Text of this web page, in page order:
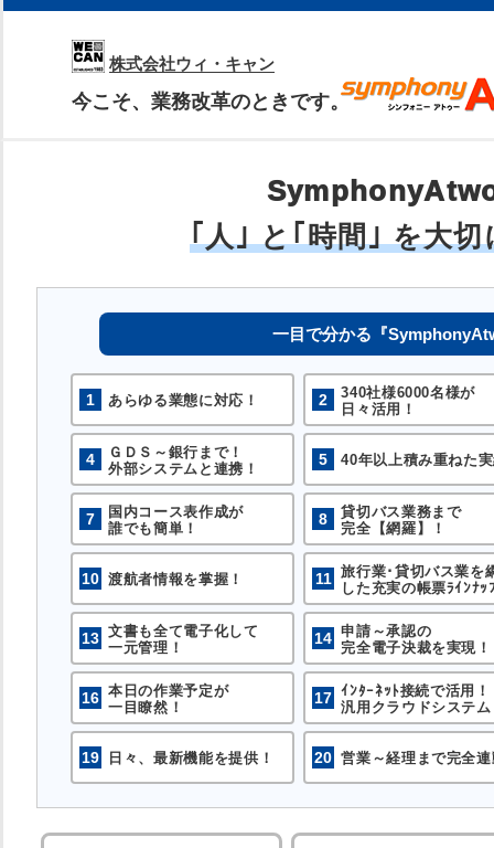
株式会社ウィ・キャン
今こそ、業務改革のときです。
｢人｣ と｢時間｣ を大
一目で分かる『
1 あらゆる業態に対応！ 2
340社様6000名様が
日々活用！
4
ＧＤＳ～銀行まで！
外部システムと連携！
5 40年以上積み重ねた
7
国内コース表作成が
誰でも簡単！
8
貸切バス業務まで
完全【網羅】！
10 渡航者情報を掌握！ 11 旅行業･貸切バス業を
した充実の帳票ﾗｲﾝﾅｯ
13 文書も全て電子化して
一元管理！
14 申請～承認の
完全電子決裁を実現！
16 本日の作業予定が
一目瞭然！
17 ｲﾝﾀｰﾈｯﾄ接続で活用！
汎用クラウドシステ
19 日々、最新機能を提供！ 20 営業～経理まで完全